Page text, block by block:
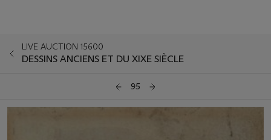
LIVE AUCTION 15600
DESSINS ANCIENS ET DU XIXE SIÈCLE
95